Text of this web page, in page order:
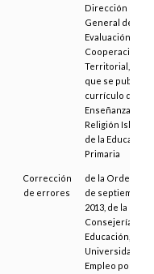
Dirección
General de
Evaluación y
Cooperación
Territorial, por
que se publica
currículo del
Enseñanza
Religión Islámica
de la Educación
Primaria
Corrección
de errores
de la Orden de
de septiembre
2013, de la
Consejería de
Educación,
Universidades y
Empleo por la